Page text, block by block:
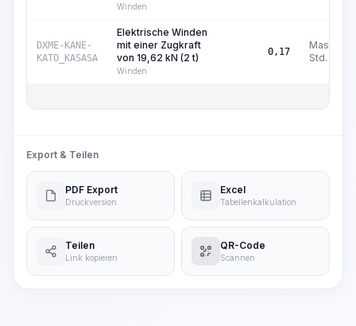
Winden
DXME-KANE-
KATO_KASASA
Elektrische Winden
mit einer Zugkraft
von 19,62 kN (2 t)
Winden
0,17
Masch.-
Std.
Export & Teilen
PDF Export
Druckversion
Excel
Tabellenkalkulation
Teilen
Link kopieren
QR-Code
Scannen